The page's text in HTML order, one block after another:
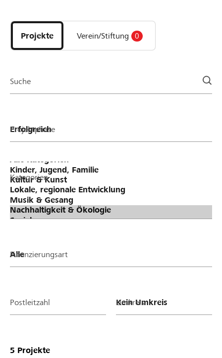
DE FR IT
Projekte
und
Organisationen
Projekte Verein/Stiftung 0
Suche
Projektphase
Kategorien
Finanzierungsart
Postleitzahl Umkreis
5 Projekte